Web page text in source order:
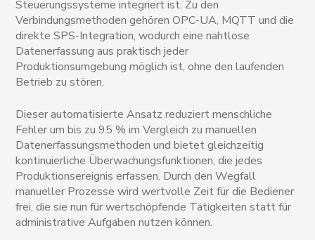
Steuerungssysteme integriert ist. Zu den
Verbindungsmethoden gehören OPC-UA, MQTT und die
direkte SPS-Integration, wodurch eine nahtlose
Datenerfassung aus praktisch jeder
Produktionsumgebung möglich ist, ohne den laufenden
Betrieb zu stören.
Dieser automatisierte Ansatz reduziert menschliche
Fehler um bis zu 95 % im Vergleich zu manuellen
Datenerfassungsmethoden und bietet gleichzeitig
kontinuierliche Überwachungsfunktionen, die jedes
Produktionsereignis erfassen. Durch den Wegfall
manueller Prozesse wird wertvolle Zeit für die Bediener
frei, die sie nun für wertschöpfende Tätigkeiten statt für
administrative Aufgaben nutzen können.